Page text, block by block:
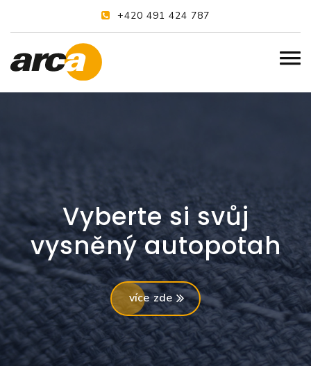
+420 491 424 787
Vyberte si svůj
vysněný autopotah
více zde